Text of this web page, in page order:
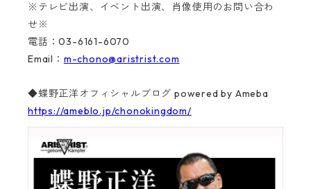
※テレビ出演、イベント出演、肖像使用のお問い合わ
せ※
電話：03-6161-6070
Email： m-chono@aristrist.com
◆蝶野正洋オフィシャルブログ powered by Ameba
https://ameblo.jp/chonokingdom/